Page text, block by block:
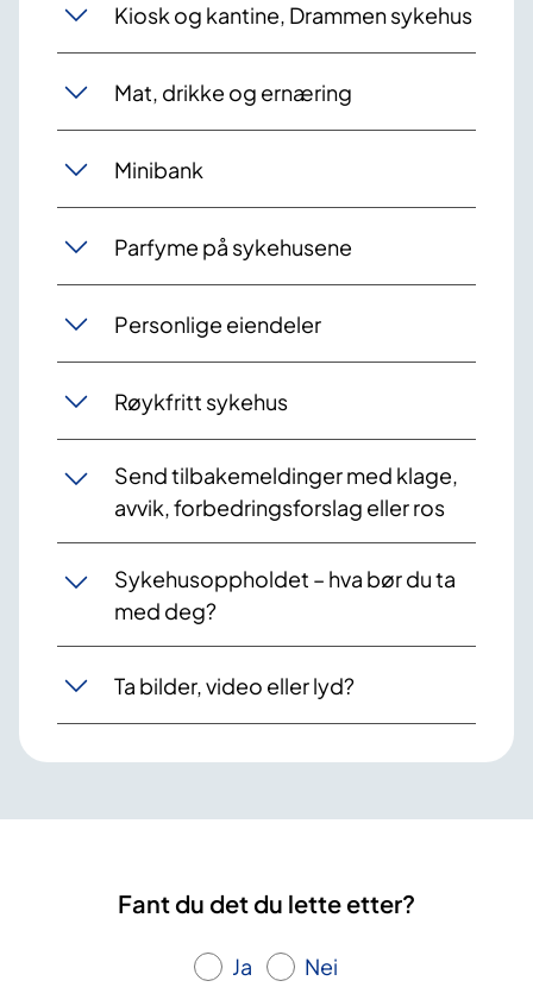
Kiosk og kantine, Drammen sykehus
Mat, drikke og ernæring
Minibank
Parfyme på sykehusene
Personlige eiendeler
Røykfritt sykehus
Send tilbakemeldinger med klage,
avvik, forbedringsforslag eller ros
Sykehusoppholdet – hva bør du ta
med deg?
Ta bilder, video eller lyd?
Fant du det du lette etter?
Ja Nei